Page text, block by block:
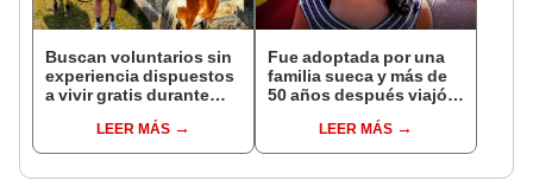
Buscan voluntarios sin
experiencia dispuestos
a vivir gratis durante
cuidar caballos, burros
y otros animales
LEER MÁS
Fue adoptada por una
familia sueca y más de
50 años después viajó a
sus raíces: "Encontré
esa parte faltante"
LEER MÁS